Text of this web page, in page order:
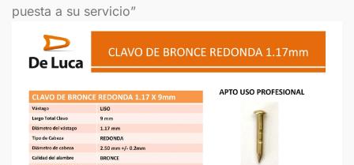
puesta a su servicio”